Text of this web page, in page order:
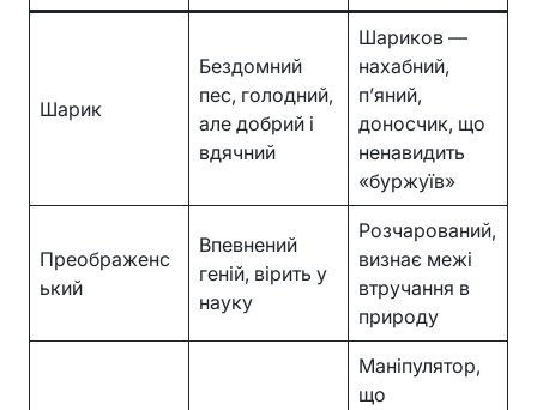
Шарик
Бездомний
пес, голодний,
але добрий і
вдячний
Шариков —
нахабний,
п’яний,
доносчик, що
ненавидить
«буржуїв»
Преображенс
ький
Впевнений
геній, вірить у
науку
Розчарований,
визнає межі
втручання в
природу
Маніпулятор,
що